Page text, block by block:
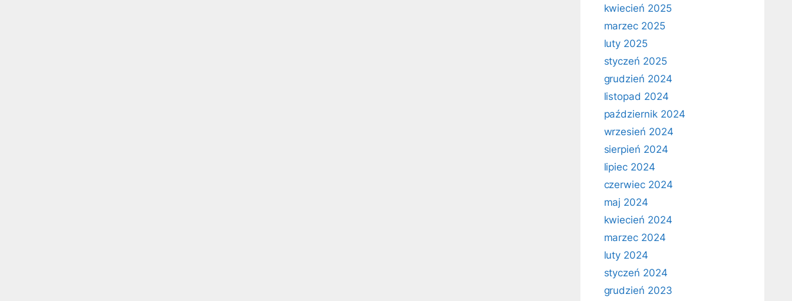
kwiecień 2025
marzec 2025
luty 2025
styczeń 2025
grudzień 2024
listopad 2024
październik 2024
wrzesień 2024
sierpień 2024
lipiec 2024
czerwiec 2024
maj 2024
kwiecień 2024
marzec 2024
luty 2024
styczeń 2024
grudzień 2023